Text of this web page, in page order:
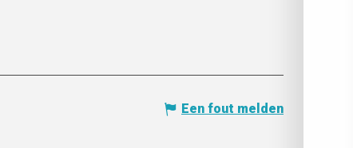
Een fout melden